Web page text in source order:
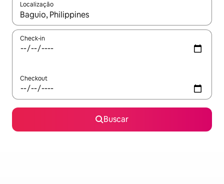
Localização
Quando os resultados estiverem disponíveis, explore-os
Check-in
Checkout
Buscar